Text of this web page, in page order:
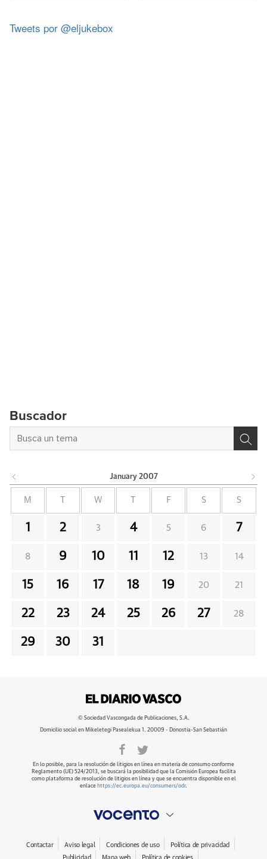
Tweets por @eljukebox
Buscador
January 2007
M W F S S
1 2 3 4 5 6 7
8 9 10 11 12 13 14
15 16 17 18 19 20 21
22 23 24 25 26 27 28
29 30 31
© Sociedad Vascongada de Publicaciones, S.A.
Domicilio social en Mikeletegi Pasealekua 1. 20009 - Donostia-San Sebastián
En lo posible, para la resolución de litigios en línea en materia de consumo conforme
Reglamento (UE) 524/2013, se buscará la posibilidad que la Comisión Europea facilita
como plataforma de resolución de litigios en línea y que se encuentra disponible en el
enlace https://ec.europa.eu/consumers/odr.
Contactar Aviso legal Condiciones de uso
Política de privacidad
Publicidad
Mapa web Política de cookies